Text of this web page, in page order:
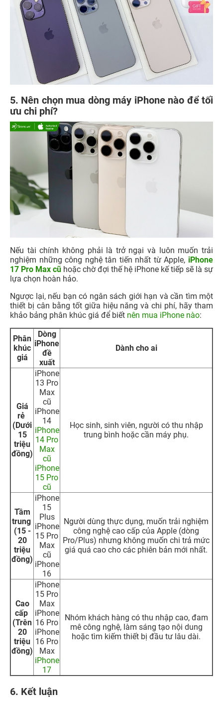
5. Nên chọn mua dòng máy iPhone nào để tối
ưu chi phí?
Nếu tài chính không phải là trở ngại và luôn muốn trải
nghiệm những công nghệ tân tiến nhất từ Apple, iPhone
17 Pro Max cũ hoặc chờ đợi thế hệ iPhone kế tiếp sẽ là sự
lựa chọn hoàn hảo.
Ngược lại, nếu bạn có ngân sách giới hạn và cần tìm một
thiết bị cân bằng tốt giữa hiệu năng và chi phí, hãy tham
khảo bảng phân khúc giá để biết nên mua iPhone nào:
Phân
khúc
giá
Dòng
iPhone
đề
xuất
Dành cho ai
Giá
rẻ
(Dưới
15
triệu
đồng)
iPhone
13 Pro
Max
cũ
iPhone
14
iPhone
14 Pro
Max
cũ
iPhone
15 Pro
cũ
Học sinh, sinh viên, người có thu nhập
trung bình hoặc cần máy phụ.
Tầm
trung
(15 -
20
triệu
đồng)
iPhone
15
Plus
iPhone
15 Pro
Max
cũ
iPhone
16
Người dùng thực dụng, muốn trải nghiệm
công nghệ cao cấp của Apple (dòng
Pro/Plus) nhưng không muốn chi trả mức
giá quá cao cho các phiên bản mới nhất.
Cao
cấp
(Trên
20
triệu
đồng)
iPhone
15 Pro
Max
iPhone
16 Pro
iPhone
16 Pro
Max
iPhone
17
Nhóm khách hàng có thu nhập cao, đam
mê công nghệ, làm sáng tạo nội dung
hoặc tìm kiếm thiết bị đầu tư lâu dài.
6. Kết luận